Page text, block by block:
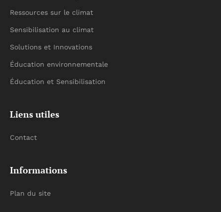
Ressources sur le climat
Sensibilisation au climat
Solutions et Innovations
Éducation environnementale
Éducation et Sensibilisation
Liens utiles
Contact
Informations
Plan du site